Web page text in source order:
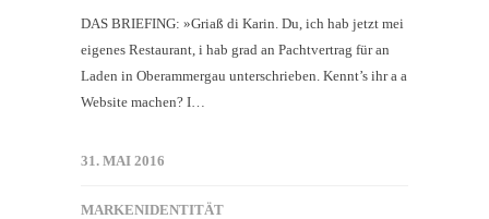
DAS BRIEFING: »Griaß di Karin. Du, ich hab jetzt mei
eigenes Restaurant, i hab grad an Pachtvertrag für an
Laden in Oberammergau unterschrieben. Kennt’s ihr a a
Website machen? I…
31. MAI 2016
MARKENIDENTITÄT